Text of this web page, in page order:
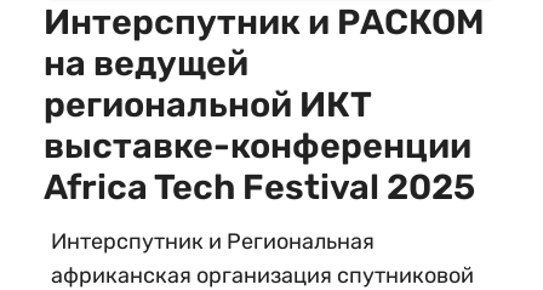
Интерспутник и РАСКОМ
на ведущей
региональной ИКТ
выставке-конференции
Africa Tech Festival 2025
Интерспутник и Региональная
африканская организация спутниковой